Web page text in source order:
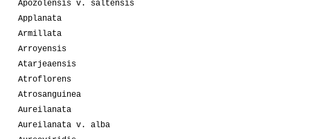
Apozolensis v. saltensis
Applanata
Armillata
Arroyensis
Atarjeaensis
Atroflorens
Atrosanguinea
Aureilanata
Aureilanata v. alba